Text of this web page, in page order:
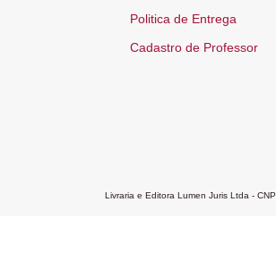
Politica de Entrega
Cadastro de Professor
Livraria e Editora Lumen Juris Ltda -